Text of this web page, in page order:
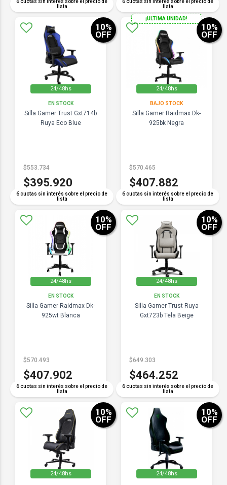
6 cuotas sin interés sobre el precio de
lista
6 cuotas sin interés sobre el precio de
lista
24/48hs
EN STOCK
Silla Gamer Trust Gxt714b
Ruya Eco Blue
6 cuotas sin interés sobre el precio de
lista
10%
OFF
$553.734
$395.920
24/48hs
¡ULTIMA UNIDAD!
BAJO STOCK
Silla Gamer Raidmax Dk-
925bk Negra
6 cuotas sin interés sobre el precio de
lista
10%
OFF
$570.465
$407.882
24/48hs
EN STOCK
Silla Gamer Raidmax Dk-
925wt Blanca
6 cuotas sin interés sobre el precio de
lista
10%
OFF
$570.493
$407.902
24/48hs
EN STOCK
Silla Gamer Trust Ruya
Gxt723b Tela Beige
6 cuotas sin interés sobre el precio de
lista
10%
OFF
$649.303
$464.252
24/48hs
10%
OFF
24/48hs
10%
OFF